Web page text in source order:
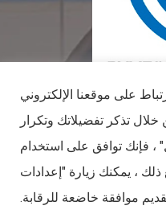
على موقعنا الإلكتروني
تذكر تفضيلاتك وتكرار
، فإنك توافق على استخدام
، يمكنك زيارة "إعدادات
موافقة خاضعة للرقابة.